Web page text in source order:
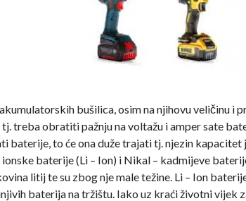
bušilica, osim na njihovu veličinu
tj. treba obratiti pažnju na voltažu i amper sate
baterije, to će ona duže trajati tj. njezin
baterije (Li – Ion) i Nikal – kadmijeve
litij te su zbog nje male težine. Li – Ion
baterija na tržištu. Iako uz kraći životni vijek